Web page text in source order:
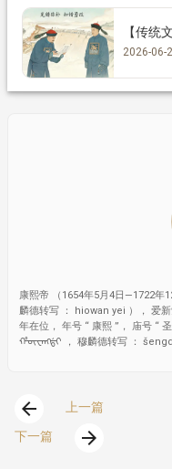
【传统
2026-06-
康熙帝 （1654年5月4日—1722年
麟德转写 ： hiowan yei ）， 爱
年在位， 年号 “ 康熙 ”， 庙号 “
ᡥᡡᠸᠠᠩᡩ᠋ᡳ ， 穆麟德转写 ：
arrow_back
上一篇
下一篇
arrow_forward